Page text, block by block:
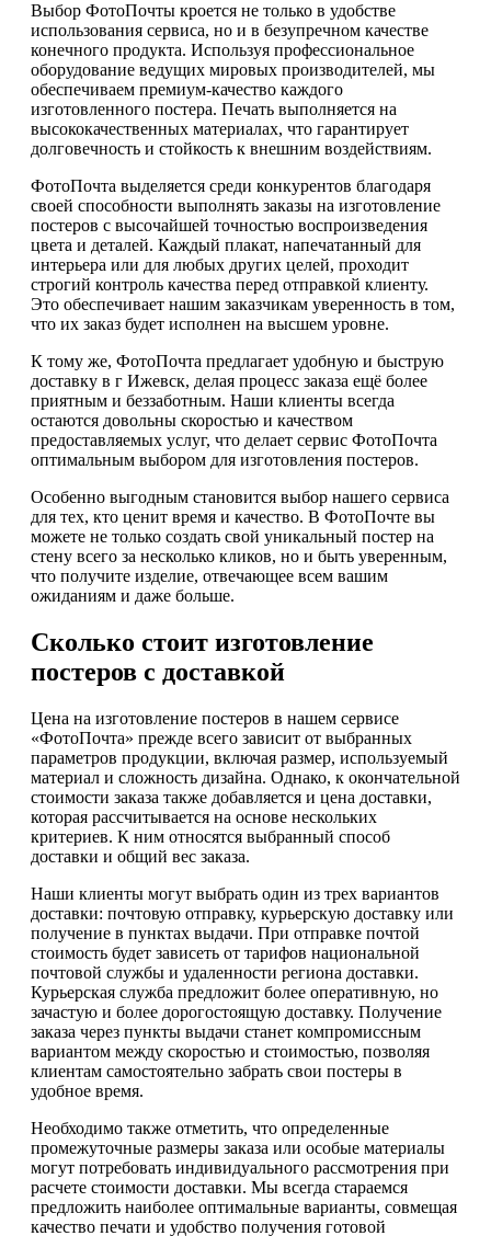
Выбор ФотоПочты кроется не только в удобстве
использования сервиса, но и в безупречном качестве
конечного продукта. Используя профессиональное
оборудование ведущих мировых производителей, мы
обеспечиваем премиум-качество каждого
изготовленного постера. Печать выполняется на
высококачественных материалах, что гарантирует
долговечность и стойкость к внешним воздействиям.
ФотоПочта выделяется среди конкурентов благодаря
своей способности выполнять заказы на изготовление
постеров с высочайшей точностью воспроизведения
цвета и деталей. Каждый плакат, напечатанный для
интерьера или для любых других целей, проходит
строгий контроль качества перед отправкой клиенту.
Это обеспечивает нашим заказчикам уверенность в том,
что их заказ будет исполнен на высшем уровне.
К тому же, ФотоПочта предлагает удобную и быструю
доставку в г Ижевск, делая процесс заказа ещё более
приятным и беззаботным. Наши клиенты всегда
остаются довольны скоростью и качеством
предоставляемых услуг, что делает сервис ФотоПочта
оптимальным выбором для изготовления постеров.
Особенно выгодным становится выбор нашего сервиса
для тех, кто ценит время и качество. В ФотоПочте вы
можете не только создать свой уникальный постер на
стену всего за несколько кликов, но и быть уверенным,
что получите изделие, отвечающее всем вашим
ожиданиям и даже больше.
Сколько стоит изготовление
постеров с доставкой
Цена на изготовление постеров в нашем сервисе
«ФотоПочта» прежде всего зависит от выбранных
параметров продукции, включая размер, используемый
материал и сложность дизайна. Однако, к окончательной
стоимости заказа также добавляется и цена доставки,
которая рассчитывается на основе нескольких
критериев. К ним относятся выбранный способ
доставки и общий вес заказа.
Наши клиенты могут выбрать один из трех вариантов
доставки: почтовую отправку, курьерскую доставку или
получение в пунктах выдачи. При отправке почтой
стоимость будет зависеть от тарифов национальной
почтовой службы и удаленности региона доставки.
Курьерская служба предложит более оперативную, но
зачастую и более дорогостоящую доставку. Получение
заказа через пункты выдачи станет компромиссным
вариантом между скоростью и стоимостью, позволяя
клиентам самостоятельно забрать свои постеры в
удобное время.
Необходимо также отметить, что определенные
промежуточные размеры заказа или особые материалы
могут потребовать индивидуального рассмотрения при
расчете стоимости доставки. Мы всегда стараемся
предложить наиболее оптимальные варианты, совмещая
качество печати и удобство получения готовой